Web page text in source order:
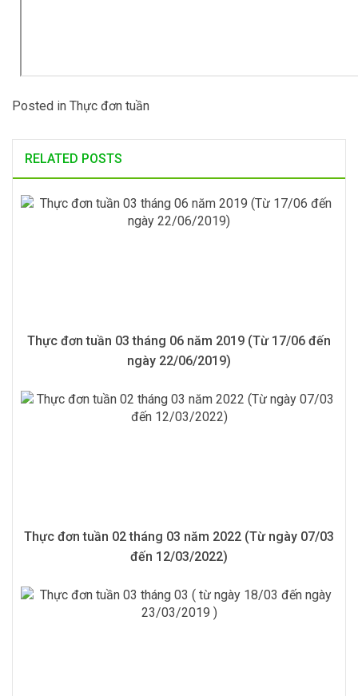
Posted in Thực đơn tuần
RELATED POSTS
Thực đơn tuần 03 tháng 06 năm 2019 (Từ 17/06 đến
ngày 22/06/2019)
Thực đơn tuần 02 tháng 03 năm 2022 (Từ ngày 07/03
đến 12/03/2022)